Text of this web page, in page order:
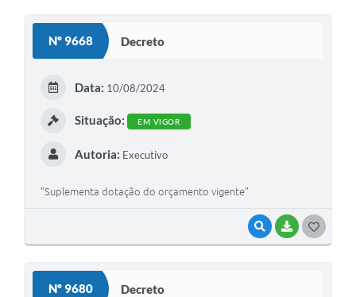
Nº 9668 Decreto
VISUALIZAR
BAIXAR
Data: 10/08/2024
Situação: EM VIGOR
Autoria: Executivo
"Suplementa dotação do orçamento vigente"
Nº 9680 Decreto